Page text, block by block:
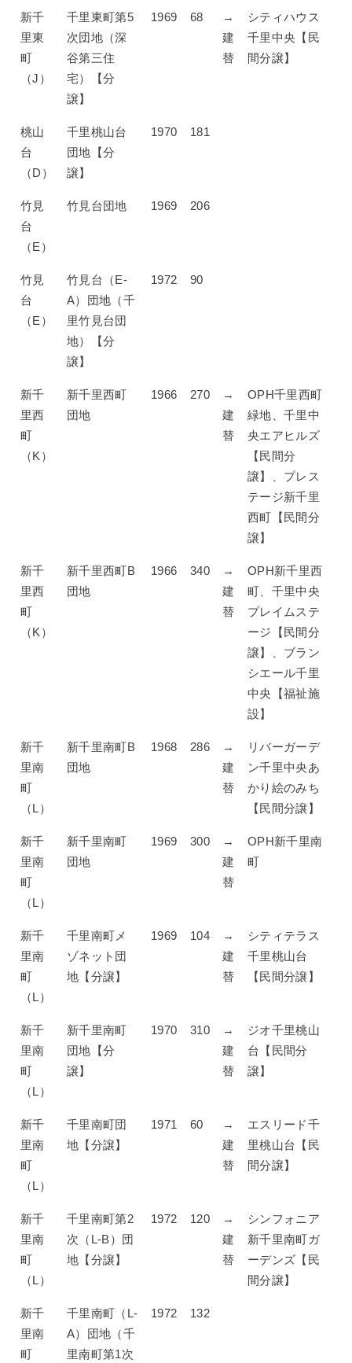
新千
里東
町
（J）
千里東町第5
次団地（深
谷第三住
宅）【分
譲】
1969 68
→
建
替
シティハウス
千里中央【民
間分譲】
桃山
台
（D）
千里桃山台
団地【分
譲】
1970 181
竹見
台
（E）
竹見台団地 1969 206
竹見
台
（E）
竹見台（E-
A）団地（千
里竹見台団
地）【分
譲】
1972 90
新千
里西
町
（K）
新千里西町
団地
1966 270
→
建
替
OPH千里西町
緑地、千里中
央エアヒルズ
【民間分
譲】、プレス
テージ新千里
西町【民間分
譲】
新千
里西
町
（K）
新千里西町B
団地
1966 340
→
建
替
OPH新千里西
町、千里中央
プレイムステ
ージ【民間分
譲】、ブラン
シエール千里
中央【福祉施
設】
新千
里南
町
（L）
新千里南町B
団地
1968 286
→
建
替
リバーガーデ
ン千里中央あ
かり絵のみち
【民間分譲】
新千
里南
町
（L）
新千里南町
団地
1969 300
→
建
替
OPH新千里南
町
新千
里南
町
（L）
千里南町メ
ゾネット団
地【分譲】
1969 104
→
建
替
シティテラス
千里桃山台
【民間分譲】
新千
里南
町
（L）
新千里南町
団地【分
譲】
1970 310
→
建
替
ジオ千里桃山
台【民間分
譲】
新千
里南
町
（L）
千里南町団
地【分譲】
1971 60
→
建
替
エスリード千
里桃山台【民
間分譲】
新千
里南
町
（L）
千里南町第2
次（L-B）団
地【分譲】
1972 120
→
建
替
シンフォニア
新千里南町ガ
ーデンズ【民
間分譲】
新千
里南
町
千里南町（L-
A）団地（千
里南町第1次
1972 132